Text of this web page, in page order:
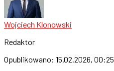
Wojciech Klonowski
Redaktor
Opublikowano: 15.02.2026, 00:25